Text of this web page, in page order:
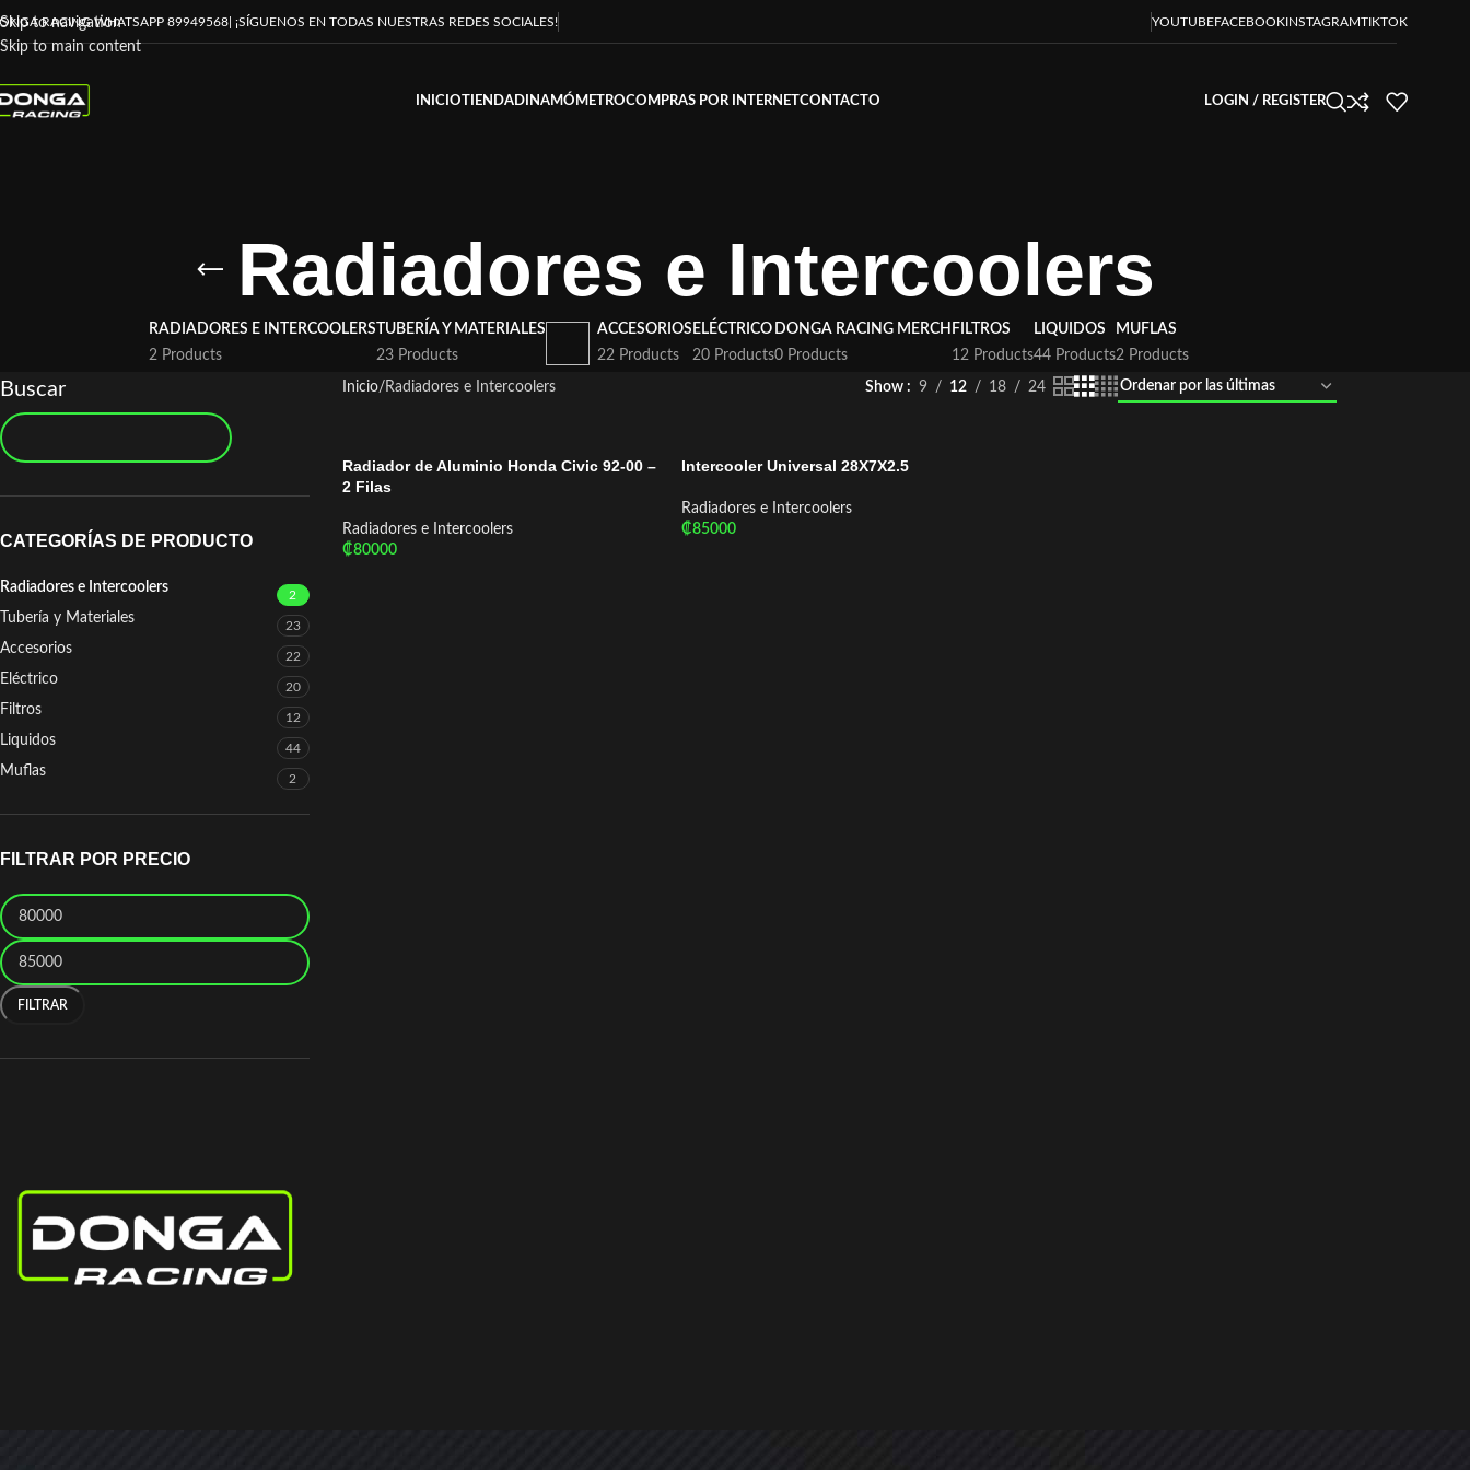
Skip to navigation
Skip to main content
RACING WHATSAPP 89949568 | ¡SÍGUENOS EN TODAS NUESTRAS REDES SOCIALES! YOUTUBEFACEBOOKINSTAGRAMTIKTOK
INICIOTIENDA DINAMÓMETROCOMPRAS POR INTERNETCONTACTO LOGIN / REGISTER
Radiadores e Intercoolers
RADIADORES E INTERCOOLERS
2 Products
TUBERÍA Y MATERIALES
23 Products
ACCESORIOS
22 Products
ELÉCTRICO
20 Products
DONGA RACING MERCH
0 Products
FILTROS
12 Products
LIQUIDOS
44 Products
MUFLAS
2 Products
Buscar
CATEGORÍAS DE PRODUCTO
Radiadores e Intercoolers 2
Tubería y Materiales 23
Accesorios 22
Eléctrico 20
Filtros 12
Liquidos 44
Muflas 2
FILTRAR POR PRECIO
FILTRAR
Inicio Radiadores e Intercoolers Show 9 12 18 24
Radiador de Aluminio Honda Civic 92-00 –
2 Filas
Radiadores e Intercoolers
₡80000
Intercooler Universal 28X7X2.5
Radiadores e Intercoolers
₡85000